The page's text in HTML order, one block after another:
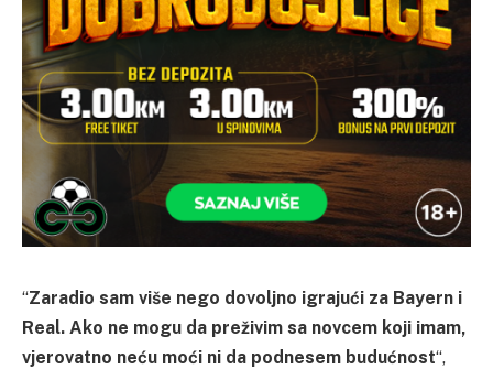
“Zaradio sam više nego dovoljno igrajući za Bayern i
Real. Ako ne mogu da preživim sa novcem koji imam,
vjerovatno neću moći ni da podnesem budućnost“,